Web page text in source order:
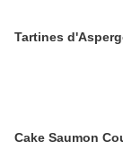
Tartines
Cake Saumon